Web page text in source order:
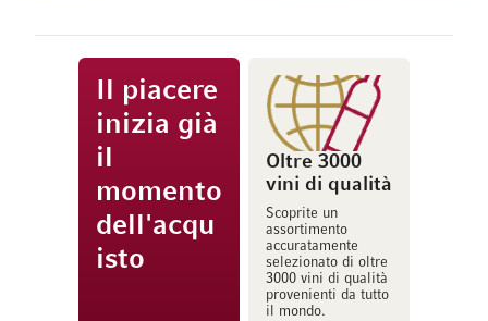
Il piacere
inizia già
il
momento
dell'acqu
isto
Oltre 3000
vini di qualità
Scoprite un
assortimento
accuratamente
selezionato di oltre
3000 vini di qualità
provenienti da tutto
il mondo.